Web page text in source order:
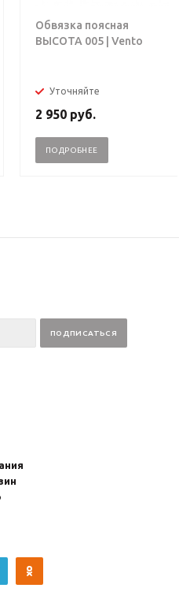
Обвязка поясная
ВЫСОТА 005 | Vento
Уточняйте
2 950 руб.
ПОДРОБНЕЕ